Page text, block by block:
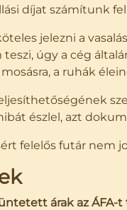
díjat számítunk
jelezni a
úgy a cég
a ruhák
észlel, azt
felelős futár nem
árak az ÁFA-t